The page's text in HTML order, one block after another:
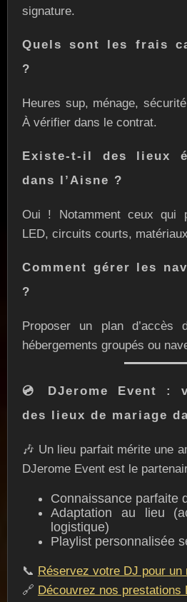
signature.
Quels sont les frais
?
Heures sup, ménage,
À vérifier dans le contrat.
Existe-t-il des lieux
dans l’Aisne ?
Oui ! Notamment ceux qui
LED, circuits courts,
Comment gérer les
?
Proposer un plan d’accès
hébergements groupés ou
💿 DJerome Event :
des lieux de mariage
🎶 Un lieu parfait mérite une
DJerome Event est le
Connaissance parfaite
Adaptation au lieu
logistique)
Playlist personnalisée
📞 Réservez votre DJ pour un
🔗 Découvrez nos prestations